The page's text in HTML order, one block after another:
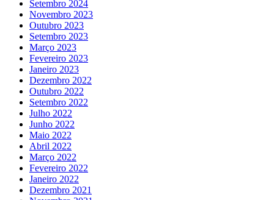
Setembro 2024
Novembro 2023
Outubro 2023
Setembro 2023
Março 2023
Fevereiro 2023
Janeiro 2023
Dezembro 2022
Outubro 2022
Setembro 2022
Julho 2022
Junho 2022
Maio 2022
Abril 2022
Março 2022
Fevereiro 2022
Janeiro 2022
Dezembro 2021